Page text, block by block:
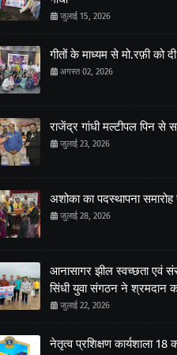
जुलाई 15, 2026
गीतों के माध्यम से मो.रफ़ी को
अगस्त 02, 2026
राजेंद्र गांधी मल्टीपल पिन से
जुलाई 23, 2026
अशोका का पदस्थापना
जुलाई 28, 2026
आनासागर झील स्वच्छता एवं
सिंधी युवा संगठन ने श्रमदान
जुलाई 22, 2026
नेतृत्व प्रशिक्षण कार्यशाला 18